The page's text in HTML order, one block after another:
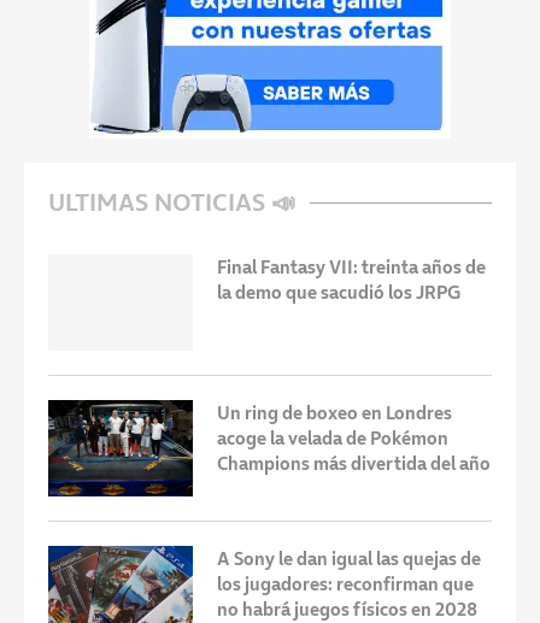
ULTIMAS NOTICIAS 📣
Final Fantasy VII: treinta años de
la demo que sacudió los JRPG
Un ring de boxeo en Londres
acoge la velada de Pokémon
Champions más divertida del año
A Sony le dan igual las quejas de
los jugadores: reconfirman que
no habrá juegos físicos en 2028